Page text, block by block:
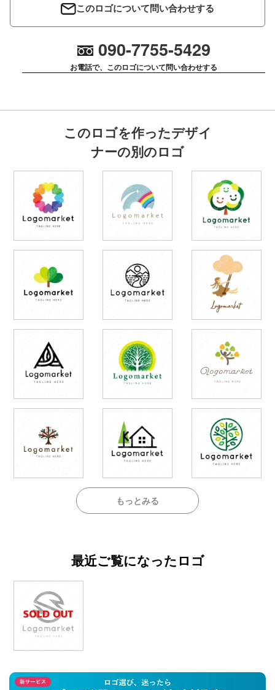
このロゴについて問い合わせする
090-7755-5429
お電話で、このロゴについて問い合わせする
このロゴを作ったデザイ
ナーの別のロゴ
もっとみる
最近ご覧になったロゴ